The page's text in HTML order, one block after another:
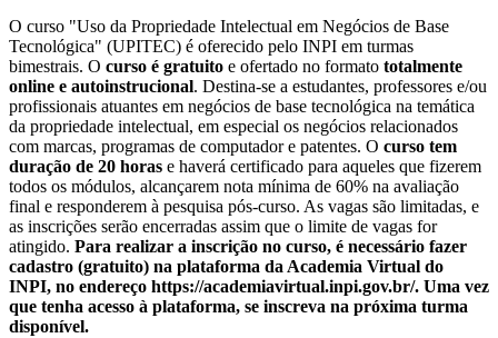
O curso "Uso da Propriedade Intelectual em Negócios de Base
Tecnológica" (UPITEC) é oferecido pelo INPI em turmas
bimestrais. O curso é gratuito e ofertado no formato totalmente
online e autoinstrucional. Destina-se a estudantes, professores e/ou
profissionais atuantes em negócios de base tecnológica na temática
da propriedade intelectual, em especial os negócios relacionados
com marcas, programas de computador e patentes. O curso tem
duração de 20 horas e haverá certificado para aqueles que fizerem
todos os módulos, alcançarem nota mínima de 60% na avaliação
final e responderem à pesquisa pós-curso. As vagas são limitadas, e
as inscrições serão encerradas assim que o limite de vagas for
atingido. Para realizar a inscrição no curso, é necessário fazer
cadastro (gratuito) na plataforma da Academia Virtual do
INPI, no endereço https://academiavirtual.inpi.gov.br/. Uma vez
que tenha acesso à plataforma, se inscreva na próxima turma
disponível.